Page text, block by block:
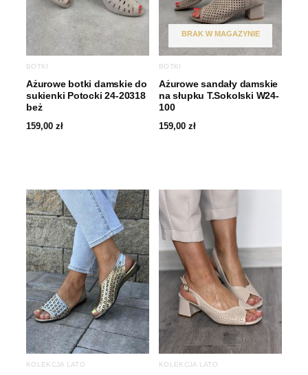
BOTKI
Ażurowe botki damskie do
sukienki Potocki 24-20318
beż
159,00 zł
BRAK W MAGAZYNIE
BOTKI
Ażurowe sandały damskie
na słupku T.Sokolski W24-
100
159,00 zł
KOLEKCJA LATO KOLEKCJA LATO